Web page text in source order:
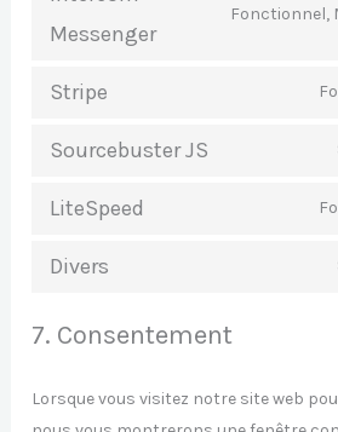
Messenger
Fonctionnel,
Stripe
Sourcebuster JS
LiteSpeed
Divers
7. Consentement
Lorsque vous visitez notre site web